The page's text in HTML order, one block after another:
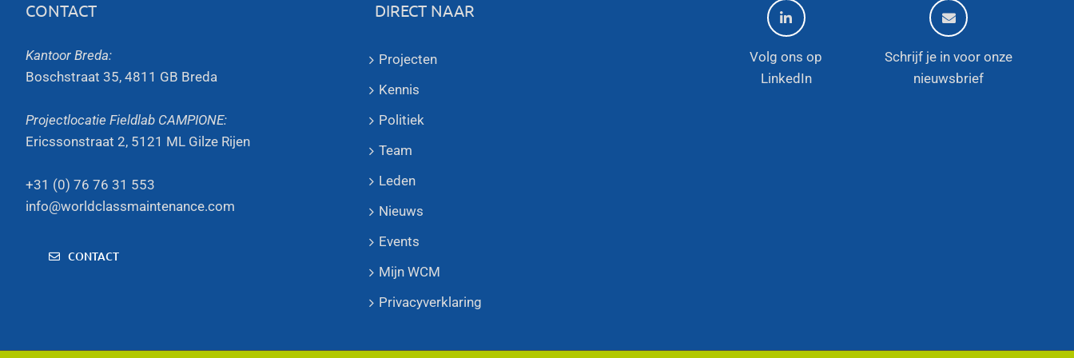
CONTACT
Kantoor Breda:
Boschstraat 35, 4811 GB Breda
Projectlocatie Fieldlab CAMPIONE:
Ericssonstraat 2, 5121 ML Gilze Rijen
+31 (0) 76 76 31 553
info@worldclassmaintenance.com
CONTACT
DIRECT NAAR
Projecten
Kennis
Politiek
Team
Leden
Nieuws
Events
Mijn WCM
Privacyverklaring
Volg ons op
LinkedIn
Schrijf je in voor onze
nieuwsbrief